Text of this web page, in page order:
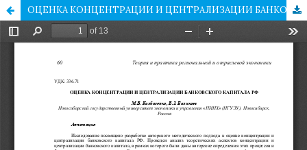
ОЦЕНКА КОНЦЕНТРАЦИИ И ЦЕНТРАЛИЗАЦИИ БАНКОВСКОГО КАПИТАЛА РФ